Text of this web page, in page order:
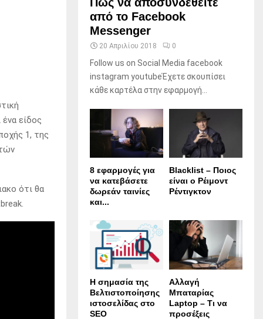
είδος
1, της
ότι θα
από το Facebook
Messenger
20 Απριλίου 2018 0
Follow us on Social Media facebook
instagram youtubeΈχετε σκουπίσει
κάθε καρτέλα στην εφαρμογή...
8 εφαρμογές για
να κατεβάσετε
δωρεάν ταινίες
και...
Blacklist – Ποιος
είναι ο Ρέιμοντ
Ρέντιγκτον
Η σημασία της
Βελτιστοποίησης
ιστοσελίδας στο
SEO
Αλλαγή
Μπαταρίας
Laptop – Τι να
προσέξεις